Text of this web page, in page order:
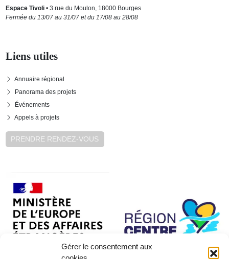
Gérer le consentement aux
Espace Tivoli• 3 rue du Moulon, 18000 Bourges
Fermée du 13/07 au 31/07 et du 17/08 au 28/08
Liens utiles
Annuaire régional
Panorama des projets
Événements
Appels à projets
PRENDRE RENDEZ-VOUS